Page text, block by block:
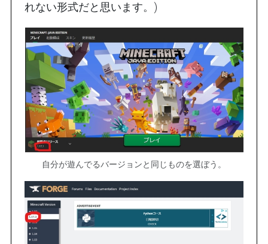
れない形式だと思います。)
自分が遊んでるバージョンと同じものを選ぼう。